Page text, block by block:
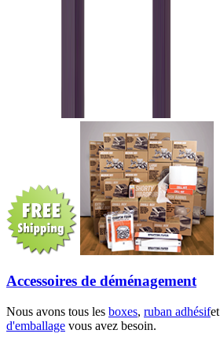
Accessoires de déménagement
Nous avons tous les boxes, ruban adhésifet
d'emballage vous avez besoin.